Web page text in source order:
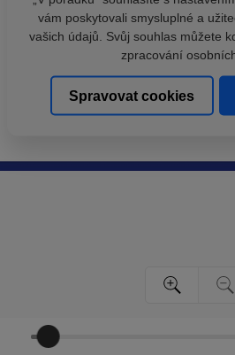
vám poskytovali smysluplné a
vašich údajů. Svůj souhlas můžete
zpracování
Spravovat cookies